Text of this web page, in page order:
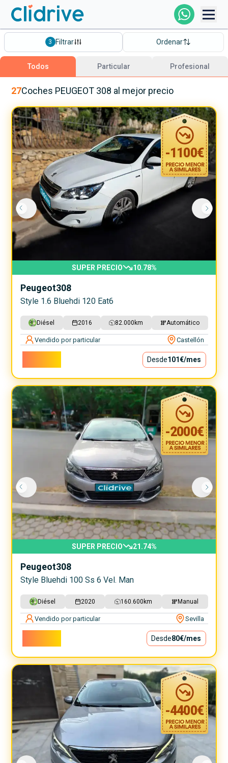
Comprar Coche
Todos Los Coches
Profesional
Particular
Financiación
Clidrive
3 Filtrar Ordenar
Todos Particular Profesional
27Coches PEUGEOT 308 al mejor precio
-1100€
SUPER PRECIO 10.78%
Peugeot308
Style 1.6 Bluehdi 120 Eat6
Diésel 2016 82.000 km Automático
Vendido por particular Castellón
Desde101€/mes
-2000€
SUPER PRECIO 21.74%
Peugeot308
Style Bluehdi 100 Ss 6 Vel. Man
Diésel 2020 160.600 km Manual
Vendido por particular Sevilla
Desde80€/mes
-4400€